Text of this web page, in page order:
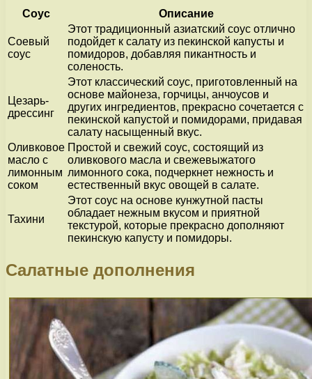
Соус Описание
Соевый
соус
Этот традиционный азиатский соус отлично
подойдет к салату из пекинской капусты и
помидоров, добавляя пикантность и
соленость.
Цезарь-
дрессинг
Этот классический соус, приготовленный на
основе майонеза, горчицы, анчоусов и
других ингредиентов, прекрасно сочетается с
пекинской капустой и помидорами, придавая
салату насыщенный вкус.
Оливковое
масло с
лимонным
соком
Простой и свежий соус, состоящий из
оливкового масла и свежевыжатого
лимонного сока, подчеркнет нежность и
естественный вкус овощей в салате.
Тахини
Этот соус на основе кунжутной пасты
обладает нежным вкусом и приятной
текстурой, которые прекрасно дополняют
пекинскую капусту и помидоры.
Салатные дополнения